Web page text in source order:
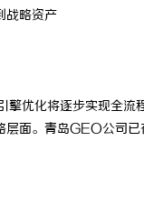
战略资产
擎优化将逐步实现全
面。青岛GEO公司